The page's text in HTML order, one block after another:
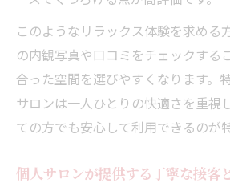
このようなリラックス体験を求める
の内観写真や口コミをチェックする
合った空間を選びやすくなります。
サロンは一人ひとりの快適さを重視
ての方でも安心して利用できるのが
個人サロンが提供する丁寧な接客